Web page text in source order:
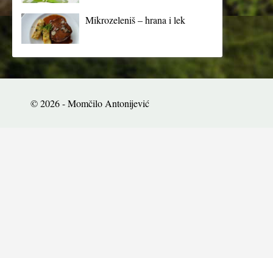
Mikrozeleniš – hrana i lek
© 2026 - Momčilo Antonijević